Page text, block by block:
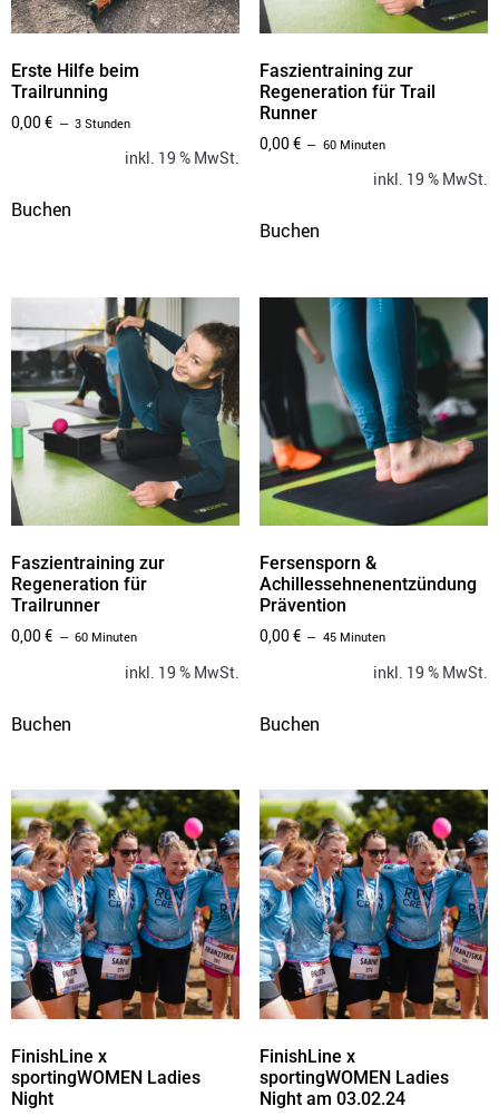
Erste Hilfe beim
Trailrunning
0,00€ 3 Stunden
inkl. 19 % MwSt.
Buchen
Faszientraining zur
Regeneration für Trail
Runner
0,00€ 60 Minuten
inkl. 19 % MwSt.
Buchen
Faszientraining zur
Regeneration für
Trailrunner
0,00€ 60 Minuten
inkl. 19 % MwSt.
Buchen
Fersensporn &
Achillessehnenentzündung
Prävention
0,00€ 45 Minuten
inkl. 19 % MwSt.
Buchen
FinishLine x
sportingWOMEN Ladies
Night
FinishLine x
sportingWOMEN Ladies
Night am 03.02.24